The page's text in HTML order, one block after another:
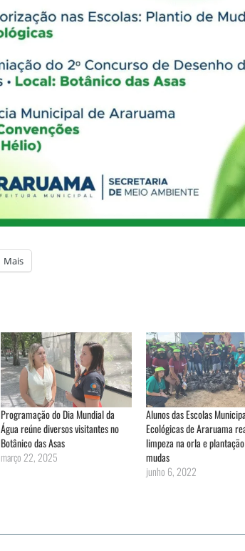
Mais
Programação do Dia Mundial da
Água reúne diversos visitantes no
Botânico das Asas
março 22, 2025
Alunos das Escolas
Ecológicas de Araruama
limpeza na orla e
mudas
junho 6, 2022